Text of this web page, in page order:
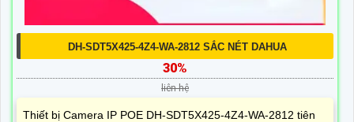
DH-SDT5X425-4Z4-WA-2812 SẮC NÉT DAHUA
30%
liên hệ
Thiết bị Camera IP POE DH-SDT5X425-4Z4-WA-2812 tiên